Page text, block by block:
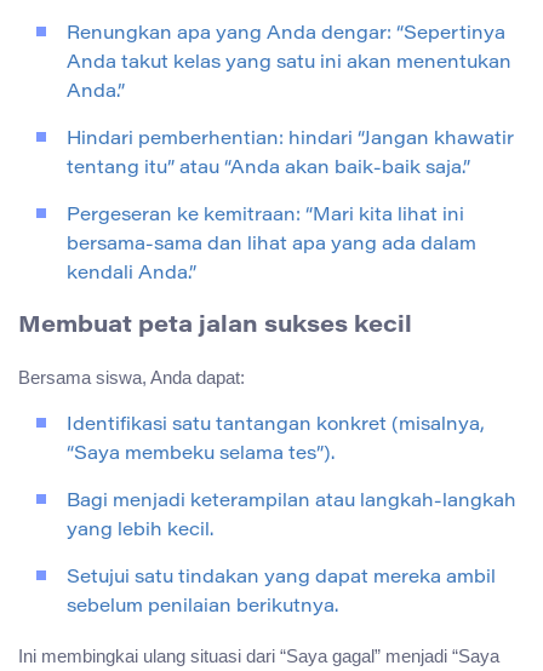
Renungkan apa yang Anda dengar: “Sepertinya
Anda takut kelas yang satu ini akan menentukan
Anda.”
Hindari pemberhentian: hindari “Jangan khawatir
tentang itu” atau “Anda akan baik-baik saja.”
Pergeseran ke kemitraan: “Mari kita lihat ini
bersama-sama dan lihat apa yang ada dalam
kendali Anda.”
Membuat peta jalan sukses kecil
Bersama siswa, Anda dapat:
Identifikasi satu tantangan konkret (misalnya,
“Saya membeku selama tes”).
Bagi menjadi keterampilan atau langkah-langkah
yang lebih kecil.
Setujui satu tindakan yang dapat mereka ambil
sebelum penilaian berikutnya.
Ini membingkai ulang situasi dari “Saya gagal” menjadi “Saya